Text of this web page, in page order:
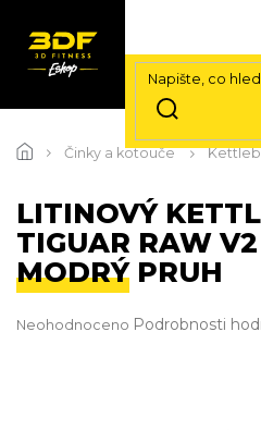
na
Činky a kotouče
LITINOVÝ
TIGUAR RAW
MODRÝ PRUH
Průměrné
Neohodnoceno Podrobnosti